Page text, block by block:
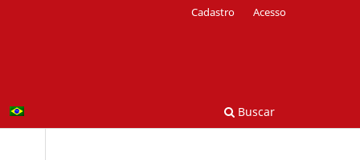
Buscar
Cadastro Acesso